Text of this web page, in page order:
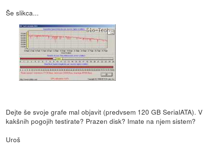
Še slikca...
Dejte še svoje grafe mal objavit (predvsem 120 GB SerialATA). V
kakšnih pogojih testirate? Prazen disk? Imate na njem sistem?
Uroš